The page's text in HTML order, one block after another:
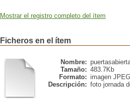
Mostrar el registro completo del ítem
Ficheros en el ítem
Nombre:
Tamaño: 483.7Kb
Formato: imagen JPEG
Descripción: foto jornada